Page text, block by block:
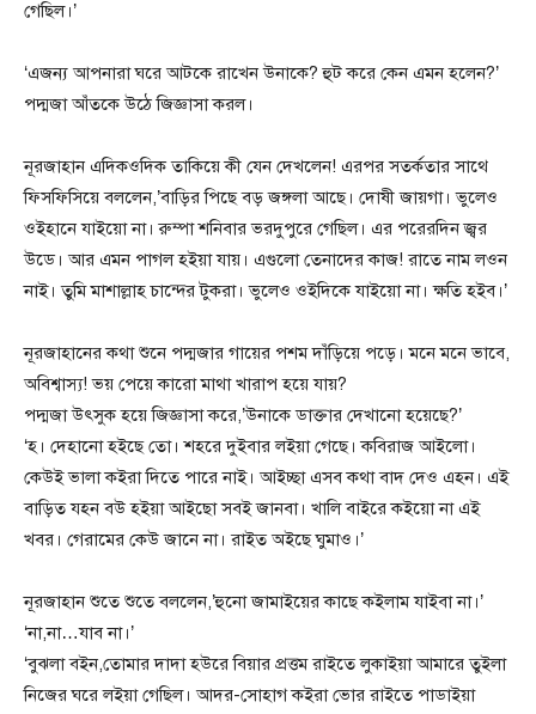
গেছিল।’
‘এজন্য আপনারা ঘরে আটকে রাখেন উনাকে? হুট করে কেন এমন হলেন?’
পদ্মজা আঁতকে উঠে জিজ্ঞাসা করল।
নূরজাহান এদিকওদিক তাকিয়ে কী যেন দেখলেন! এরপর সতর্কতার সাথে
ফিসফিসিয়ে বললেন,’বাড়ির পিছে বড় জঙ্গলা আছে। দোষী জায়গা। ভুলেও
ওইহানে যাইয়ো না। রুম্পা শনিবার ভরদুপুরে গেছিল। এর পরেরদিন জ্বর
উডে। আর এমন পাগল হইয়া যায়। এগুলো তেনাদের কাজ! রাতে নাম লওন
নাই। তুমি মাশাল্লাহ চান্দের টুকরা। ভুলেও ওইদিকে যাইয়ো না। ক্ষতি হইব।’
নূরজাহানের কথা শুনে পদ্মজার গায়ের পশম দাঁড়িয়ে পড়ে। মনে মনে ভাবে,
অবিশ্বাস্য! ভয় পেয়ে কারো মাথা খারাপ হয়ে যায়?
পদ্মজা উৎসুক হয়ে জিজ্ঞাসা করে,’উনাকে ডাক্তার দেখানো হয়েছে?’
‘হ। দেহানো হইছে তো। শহরে দুইবার লইয়া গেছে। কবিরাজ আইলো।
কেউই ভালা কইরা দিতে পারে নাই। আইচ্ছা এসব কথা বাদ দেও এহন। এই
বাড়িত যহন বউ হইয়া আইছো সবই জানবা। খালি বাইরে কইয়ো না এই
খবর। গেরামের কেউ জানে না। রাইত অইছে ঘুমাও।’
নূরজাহান শুতে শুতে বললেন,’হুনো জামাইয়ের কাছে কইলাম যাইবা না।’
‘না,না…যাব না।’
‘বুঝলা বইন,তোমার দাদা হউরে বিয়ার প্রত্তম রাইতে লুকাইয়া আমারে তুইলা
নিজের ঘরে লইয়া গেছিল। আদর-সোহাগ কইরা ভোর রাইতে পাডাইয়া